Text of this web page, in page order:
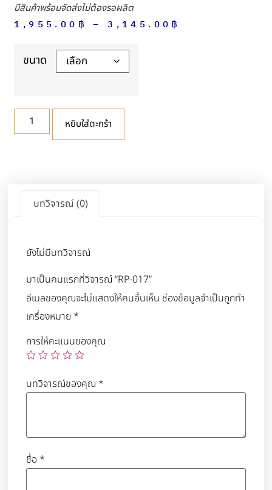
มีสินค้าพร้อมจัดส่งไม่ต้องรอผลิต
1,955.00 ฿ –3,145.00 ฿
ขนาด
หยิบใส่ตะกร้า
บทวิจารณ์ (0)
ยังไม่มีบทวิจารณ์
มาเป็นคนแรกที่วิจารณ์ “RP-017”
อีเมลของคุณจะไม่แสดงให้คนอื่นเห็น ช่องข้อมูลจำเป็นถูกทำ
เครื่องหมาย *
การให้คะแนนของคุณ
บทวิจารณ์ของคุณ *
ชื่อ *